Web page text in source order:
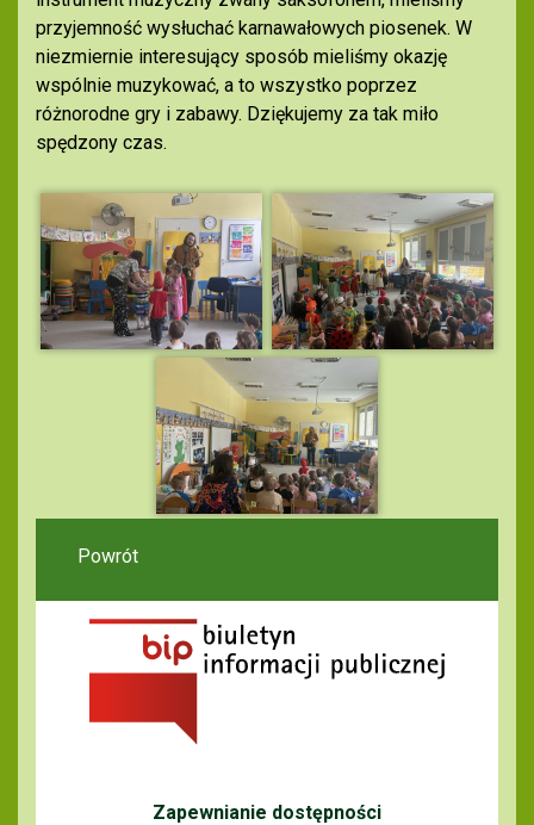
przyjemność wysłuchać karnawałowych piosenek. W
niezmiernie interesujący sposób mieliśmy okazję
wspólnie muzykować, a to wszystko poprzez
różnorodne gry i zabawy. Dziękujemy za tak miło
spędzony czas.
Powrót
Zapewnianie dostępności